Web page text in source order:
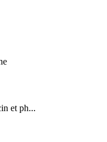
et ph...